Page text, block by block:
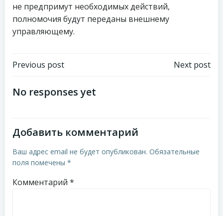
не предпримут необходимых действий,
полномочия будут переданы внешнему
управляющему.
Навигация
по
Previous post
Навигация
Next post
No responses yet
Добавить комментарий
Ваш адрес email не будет опубликован. Обязательные
поля помечены *
Комментарий *